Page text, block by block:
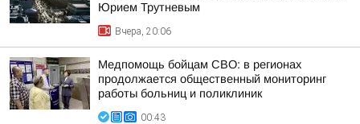
Юрием Трутневым
Вчера, 20:06
Медпомощь бойцам СВО: в регионах
продолжается общественный мониторинг
работы больниц и поликлиник
00:43